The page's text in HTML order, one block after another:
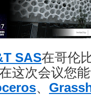
SAS在哥伦
这次会议您
、